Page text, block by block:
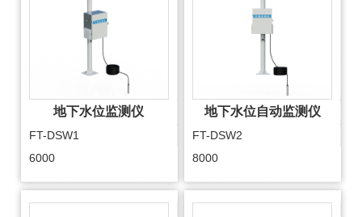
地下水位监测仪
FT-DSW1
6000
地下水位自动监测仪
FT-DSW2
8000